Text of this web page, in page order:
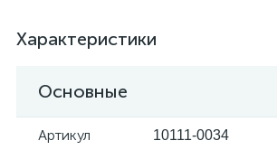
Характеристики
Основные
Артикул 10111-0034